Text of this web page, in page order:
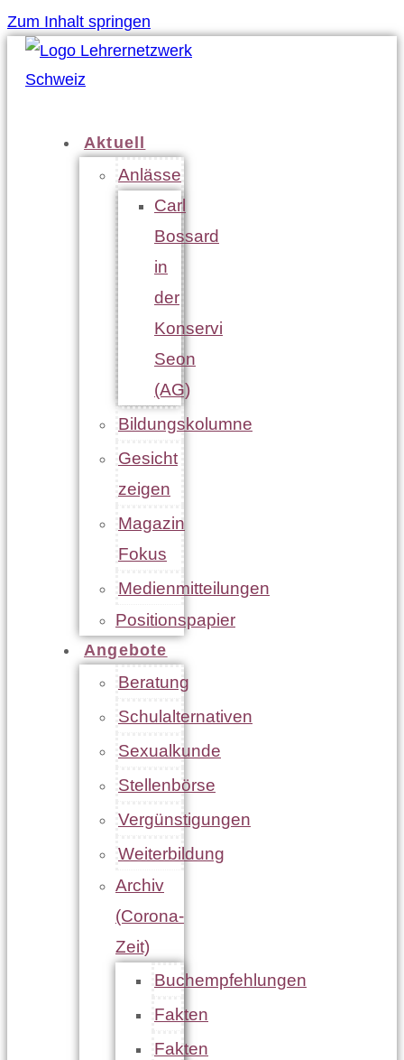
Zum Inhalt springen
Aktuell
Anlässe
Carl
Bossard
in
der
Konservi
Seon
(AG)
Bildungskolumne
Gesicht
zeigen
Magazin
Fokus
Medienmitteilungen
Positionspapier
Angebote
Beratung
Schulalternativen
Sexualkunde
Stellenbörse
Vergünstigungen
Weiterbildung
Archiv
(Corona-
Zeit)
Buchempfehlungen
Fakten
Fakten